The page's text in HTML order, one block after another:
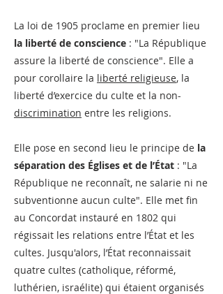
La loi de 1905 proclame en premier lieu
la liberté de conscience : "La République
assure la liberté de conscience". Elle a
pour corollaire la liberté religieuse, la
liberté d’exercice du culte et la non-
discrimination entre les religions.
Elle pose en second lieu le principe de la
séparation des Églises et de l’État : "La
République ne reconnaît, ne salarie ni ne
subventionne aucun culte". Elle met fin
au Concordat instauré en 1802 qui
régissait les relations entre l’État et les
cultes. Jusqu'alors, l’État reconnaissait
quatre cultes (catholique, réformé,
luthérien, israélite) qui étaient organisés